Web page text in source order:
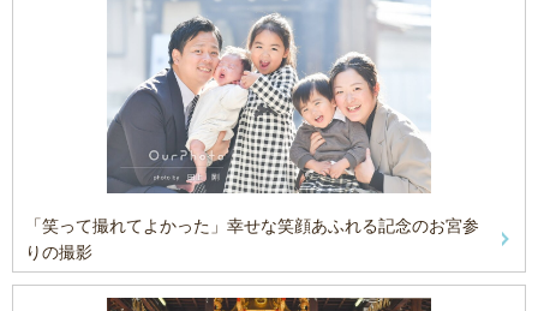
「笑って撮れてよかった」幸せな笑顔あふれる記念のお宮参
りの撮影